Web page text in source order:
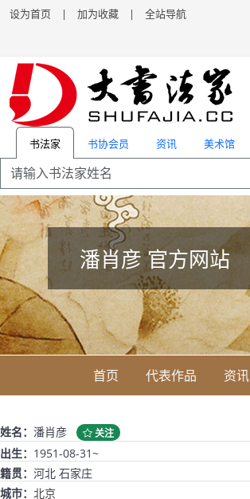
设为首页 | 加为收藏 | 全站导航
书法家 书协会员 资讯 美术馆
潘肖彦 官方网站
首页 代表作品 资讯
姓名： 潘肖彦 关注
出生： 1951-08-31~
籍贯： 河北 石家庄
城市： 北京